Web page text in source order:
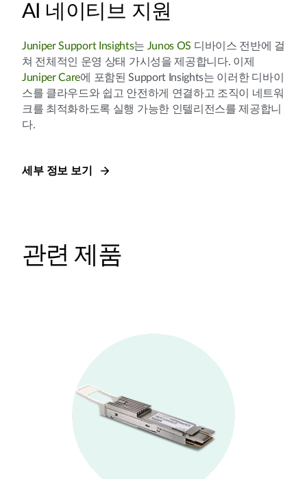
AI 네이티브 지원
Juniper Support Insights는 Junos OS 디바이스 전반에 걸
쳐 전체적인 운영 상태 가시성을 제공합니다. 이제
Juniper Care에 포함된 Support Insights는 이러한 디바이
스를 클라우드와 쉽고 안전하게 연결하고 조직이 네트워
크를 최적화하도록 실행 가능한 인텔리전스를 제공합니
다.
세부 정보 보기
관련 제품